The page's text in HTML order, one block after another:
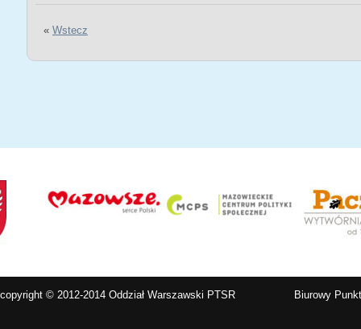
« Wstecz
copyright © 2012-2014 Oddział Warszawski PTSR Biurowy